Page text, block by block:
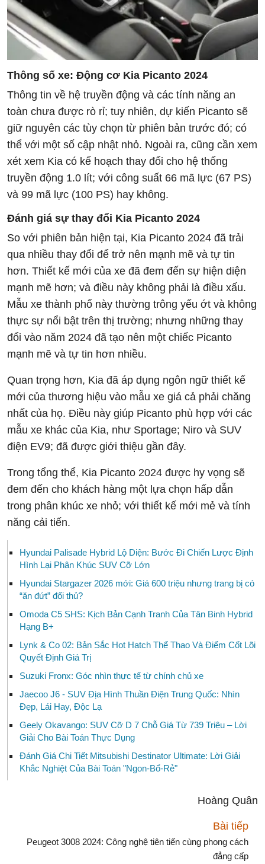
Thông số xe: Động cơ Kia Picanto 2024
Thông tin về hệ truyền động và các tính năng an
toàn chưa được rò rỉ; tuy nhiên, dự kiến Picanto sẽ
giữ nguyên các tùy chọn từ phiên bản trước đó; có
thể với một số cập nhật nhỏ. Ngoài ra, cũng cần xem
xét xem Kia có kế hoạch thay đổi cho hệ thống
truyền động 1.0 lít; với công suất 66 mã lực (67 PS)
và 99 mã lực (100 PS) hay không.
Đánh giá sự thay đổi Kia Picanto 2024
So với phiên bản hiện tại, Kia Picanto 2024 đã trải
qua nhiều thay đổi để trở nên mạnh mẽ và tự tin
hơn. Thiết kế mới của xe đã đem đến sự hiện diện
mạnh mẽ hơn; và điều này không phải là điều xấu.
Mẫu xe thành phố này thường trông yếu ớt và không
thực sự nổi bật trên thị trường; nhưng những thay
đổi vào năm 2024 đã tạo nên một chiếc Picanto
mạnh mẽ và tự tin hơn nhiều.
Quan trọng hơn, Kia đã áp dụng ngôn ngữ thiết kế
mới của thương hiệu vào mẫu xe giá cả phải chăng
nhất của họ. Điều này giúp Picanto phù hợp với các
mẫu xe khác của Kia, như Sportage; Niro và SUV
điện EV9; đã được giới thiệu gần đây.
Trong tổng thể, Kia Picanto 2024 được hy vọng sẽ
đem đến cho khách hàng một lựa chọn hấp dẫn
trong phân khúc xe nhỏ; với thiết kế mới mẻ và tính
năng cải tiến.
Hyundai Palisade Hybrid Lộ Diện: Bước Đi Chiến Lược Định
Hình Lại Phân Khúc SUV Cỡ Lớn
Hyundai Stargazer 2026 mới: Giá 600 triệu nhưng trang bị có
“ăn đứt” đối thủ?
Omoda C5 SHS: Kịch Bản Cạnh Tranh Của Tân Binh Hybrid
Hạng B+
Lynk & Co 02: Bản Sắc Hot Hatch Thể Thao Và Điểm Cốt Lõi
Quyết Định Giá Trị
Suzuki Fronx: Góc nhìn thực tế từ chính chủ xe
Jaecoo J6 - SUV Địa Hình Thuần Điện Trung Quốc: Nhìn
Đẹp, Lái Hay, Độc Lạ
Geely Okavango: SUV Cỡ D 7 Chỗ Giá Từ 739 Triệu – Lời
Giải Cho Bài Toán Thực Dụng
Đánh Giá Chi Tiết Mitsubishi Destinator Ultimate: Lời Giải
Khắc Nghiệt Của Bài Toán "Ngon-Bổ-Rẻ"
Hoàng Quân
Bài tiếp
Peugeot 3008 2024: Công nghệ tiên tiến cùng phong cách
đẳng cấp